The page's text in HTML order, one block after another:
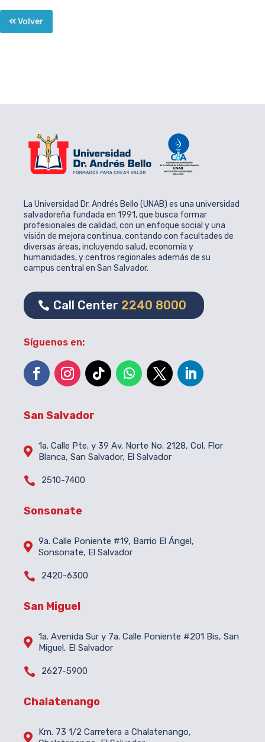
Volver
La Universidad Dr. Andrés Bello (UNAB) es una universidad
salvadoreña fundada en 1991, que busca formar
profesionales de calidad, con un enfoque social y una
visión de mejora continua, contando con facultades de
diversas áreas, incluyendo salud, economía y
humanidades, y centros regionales además de su
campus central en San Salvador.
Call Center 2240 8000
Síguenos en:
San Salvador
 1a. Calle Pte. y 39 Av. Norte No. 2128, Col. Flor
Blanca, San Salvador, El Salvador
 2510-7400
Sonsonate
 9a. Calle Poniente #19, Barrio El Ángel,
Sonsonate, El Salvador
 2420-6300
San Miguel
 1a. Avenida Sur y 7a. Calle Poniente #201 Bis, San
Miguel, El Salvador
 2627-5900
Chalatenango

Km. 73 1/2 Carretera a Chalatenango,